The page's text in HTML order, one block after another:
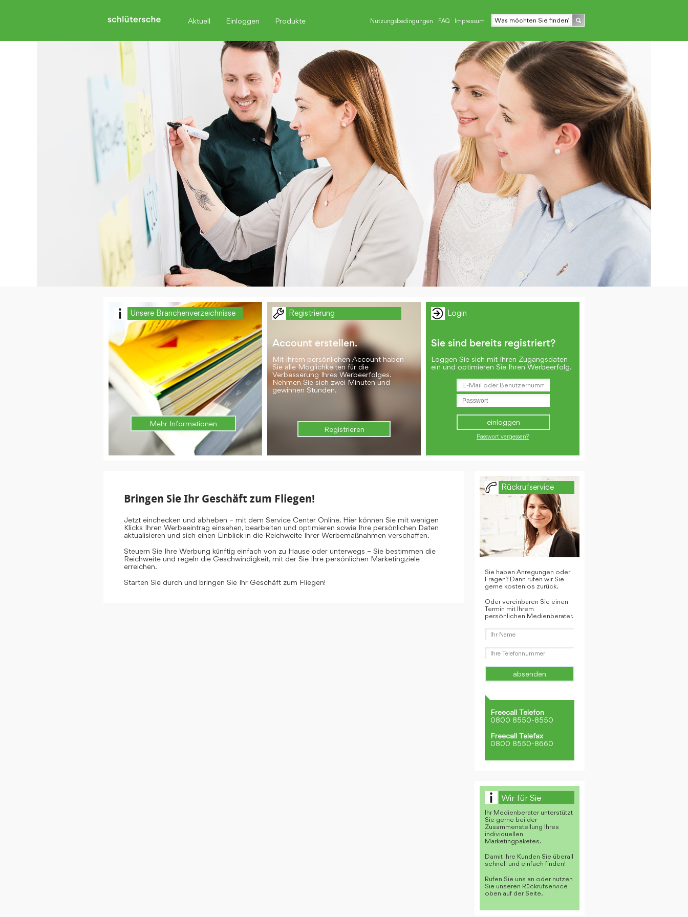
Aktuell Einloggen Produkte Nutzungsbedingungen FAQ Impressum
Unsere Branchenverzeichnisse
Mehr Informationen
Registrierung
Account erstellen.
Mit Ihrem persönlichen Account haben
Sie alle Möglichkeiten für die
Verbesserung Ihres Werbeerfolges.
Nehmen Sie sich zwei Minuten und
gewinnen Stunden.
Registrieren
Login
Sie sind bereits registriert?
Loggen Sie sich mit Ihren Zugangsdaten
ein und optimieren Sie Ihren Werbeerfolg.
Passwort vergessen?
Bringen Sie Ihr Geschäft zum Fliegen!
Jetzt einchecken und abheben – mit dem Service Center Online. Hier können Sie mit wenigen
Klicks Ihren Werbeeintrag einsehen, bearbeiten und optimieren sowie Ihre persönlichen Daten
aktualisieren und sich einen Einblick in die Reichweite Ihrer Werbemaßnahmen verschaffen.
Steuern Sie Ihre Werbung künftig einfach von zu Hause oder unterwegs – Sie bestimmen die
Reichweite und regeln die Geschwindigkeit, mit der Sie Ihre persönlichen Marketingziele
erreichen.
Starten Sie durch und bringen Sie Ihr Geschäft zum Fliegen!
Rückrufservice
Sie haben Anregungen oder
Fragen? Dann rufen wir Sie
gerne kostenlos zurück.
Oder vereinbaren Sie einen
Termin mit Ihrem
persönlichen Medienberater.
Freecall Telefon
0800 8550-8550
Freecall Telefax
0800 8550-8660
Wir für Sie
Ihr Medienberater unterstützt
Sie gerne bei der
Zusammenstellung Ihres
individuellen
Marketingpaketes.
Damit Ihre Kunden Sie überall
schnell und einfach finden!
Rufen Sie uns an oder nutzen
Sie unseren Rückrufservice
oben auf der Seite.